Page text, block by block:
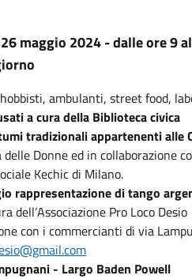
6maggio 2024 -dalle ore 9
ambulanti, street food,
a cura della Biblioteca civica
tradizionali appartenenti
Donne ed in collaborazione
Kechic di Milano.
rappresentazione di tango
dell‘Associazione Pro Loco Desio
con i commercianti di via
- Largo Baden Powell